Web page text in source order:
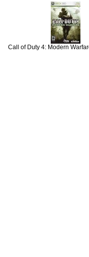
Call of Duty 4: Modern